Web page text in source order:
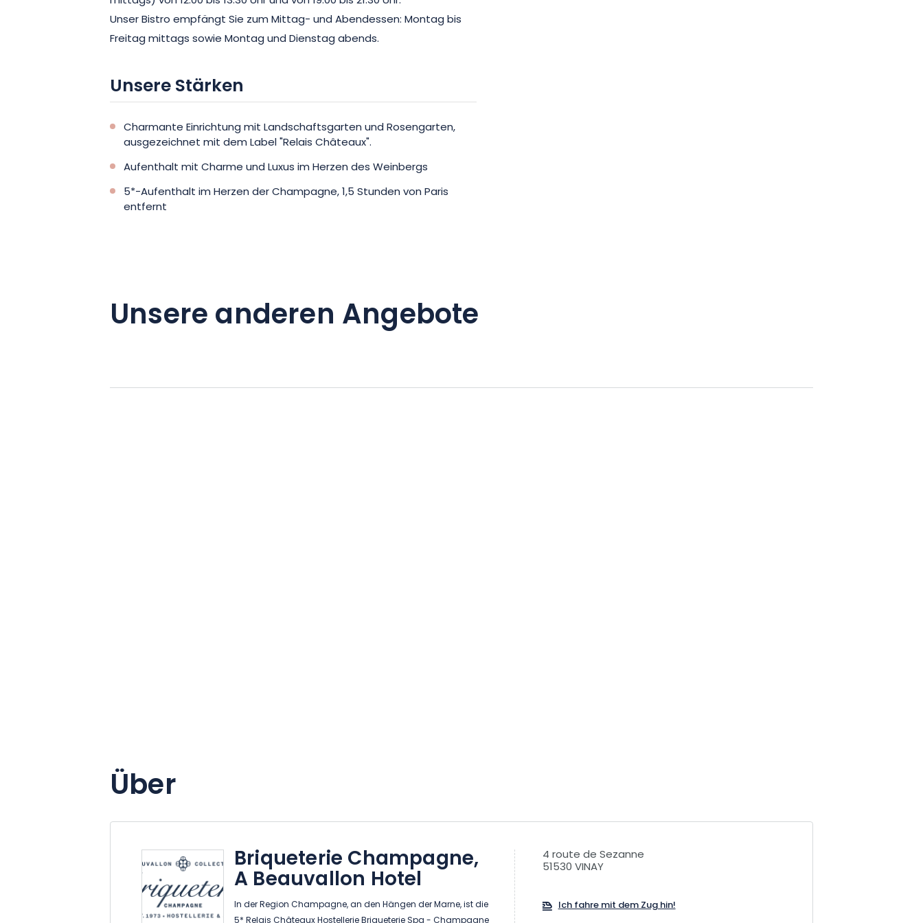
Unser Bistro empfängt Sie zum Mittag- und Abendessen: Montag bis
Freitag mittags sowie Montag und Dienstag abends.
Unsere Stärken
Charmante Einrichtung mit Landschaftsgarten und Rosengarten,
ausgezeichnet mit dem Label "Relais Châteaux".
Aufenthalt mit Charme und Luxus im Herzen des Weinbergs
5*-Aufenthalt im Herzen der Champagne, 1,5 Stunden von Paris
entfernt
Unsere anderen Angebote
Über
Briqueterie Champagne,
A Beauvallon Hotel
In der Region Champagne, an den Hängen der Marne, ist die
4 route de Sezanne
51530 VINAY
Ich fahre mit dem Zug hin!